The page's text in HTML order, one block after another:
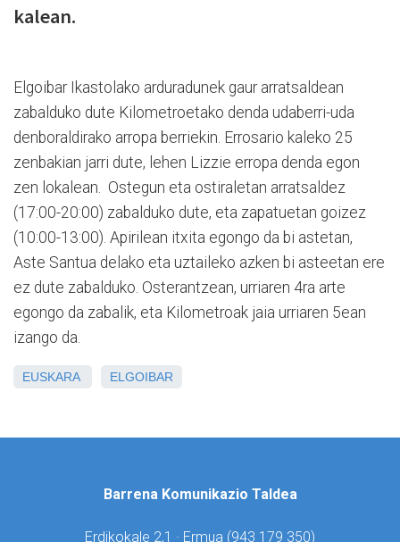
kalean.
Elgoibar Ikastolako arduradunek gaur arratsaldean
zabalduko dute Kilometroetako denda udaberri-uda
denboraldirako arropa berriekin. Errosario kaleko 25
zenbakian jarri dute, lehen Lizzie erropa denda egon
zen lokalean. Ostegun eta ostiraletan arratsaldez
(17:00-20:00) zabalduko dute, eta zapatuetan goizez
(10:00-13:00). Apirilean itxita egongo da bi astetan,
Aste Santua delako eta uztaileko azken bi asteetan ere
ez dute zabalduko. Osterantzean, urriaren 4ra arte
egongo da zabalik, eta Kilometroak jaia urriaren 5ean
izango da.
EUSKARA ELGOIBAR
Barrena Komunikazio Taldea
Erdikokale 2,1 · Ermua (943 179 350)